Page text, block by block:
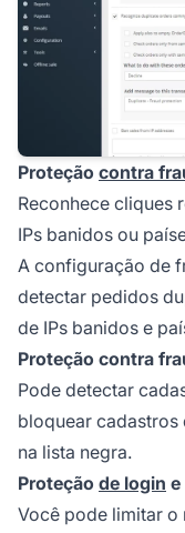
Proteção contra
Reconhece cliques
IPs banidos ou
A configuração de
detectar pedidos
de IPs banidos e
Proteção contra
Pode detectar
bloquear cadastros
na lista negra.
Proteção de login e
Você pode limitar o